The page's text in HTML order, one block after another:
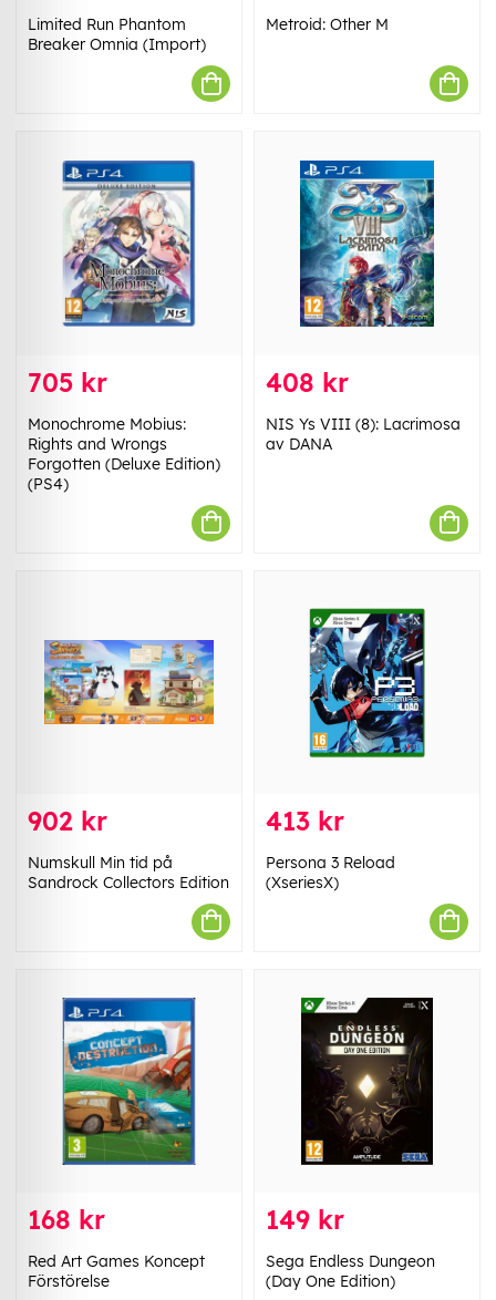
Limited Run Phantom
Breaker Omnia (Import)
Metroid: Other M
705 kr
Monochrome Mobius:
Rights and Wrongs
Forgotten (Deluxe Edition)
(PS4)
408 kr
NIS Ys VIII (8): Lacrimosa
av DANA
902 kr
Numskull Min tid på
Sandrock Collectors Edition
413 kr
Persona 3 Reload
(XseriesX)
168 kr
Red Art Games Koncept
Förstörelse
149 kr
Sega Endless Dungeon
(Day One Edition)